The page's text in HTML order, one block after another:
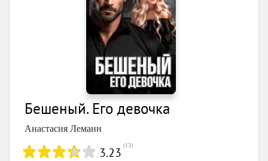
Бешеный. Его девочка
Анастасия Леманн
3.23 (13)